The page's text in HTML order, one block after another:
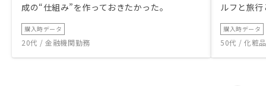
成の“仕組み”を作っておきたかった。
購入時データ
20代 / 金融機関勤務
ルフと旅
購入時データ
50代 / 化粧